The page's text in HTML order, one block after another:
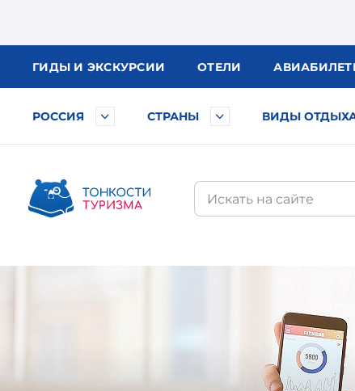
ГИДЫ И ЭКСКУРСИИ ОТЕЛИ АВИА
РОССИЯ СТРАНЫ ВИДЫ